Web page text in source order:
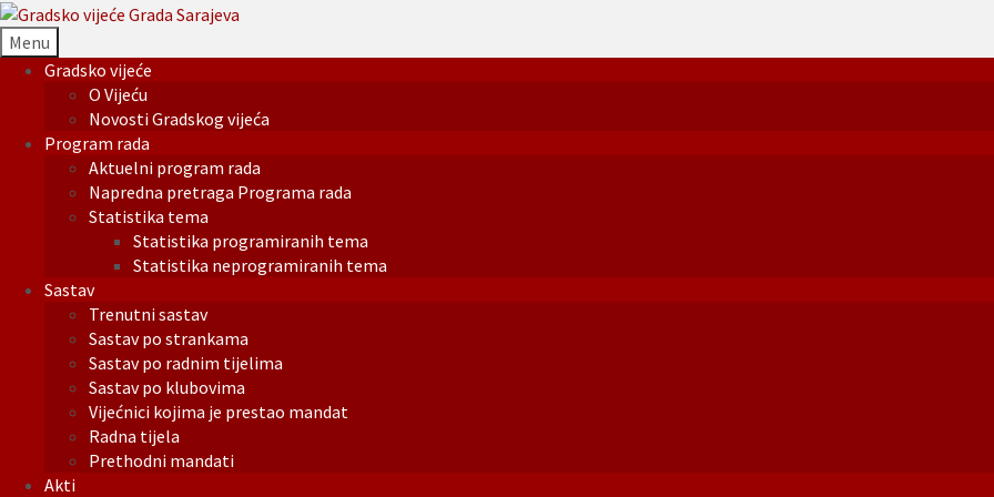
Menu
Gradsko vijeće
O Vijeću
Novosti Gradskog vijeća
Program rada
Aktuelni program rada
Napredna pretraga Programa rada
Statistika tema
Statistika programiranih tema
Statistika neprogramiranih tema
Sastav
Trenutni sastav
Sastav po strankama
Sastav po radnim tijelima
Sastav po klubovima
Vijećnici kojima je prestao mandat
Radna tijela
Prethodni mandati
Akti